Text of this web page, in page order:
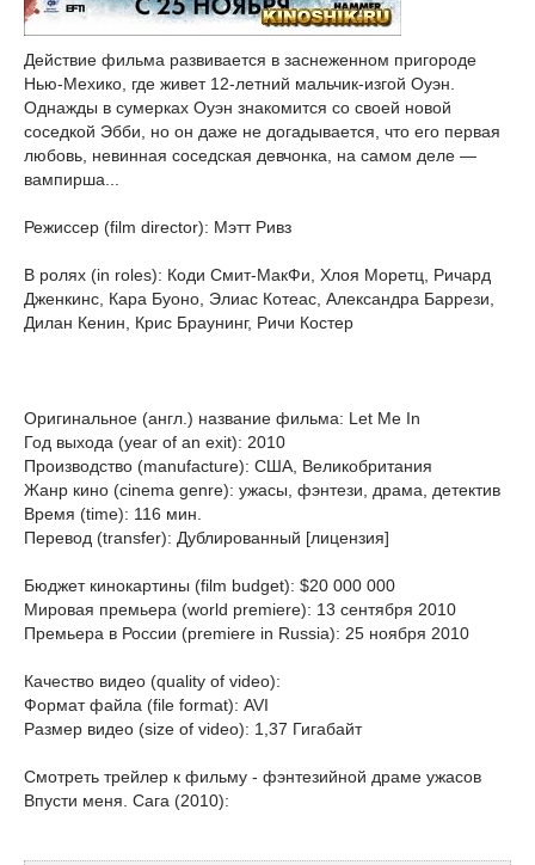
Действие фильма развивается в заснеженном пригороде
Нью-Мехико, где живет 12-летний мальчик-изгой Оуэн.
Однажды в сумерках Оуэн знакомится со своей новой
соседкой Эбби, но он даже не догадывается, что его первая
любовь, невинная соседская девчонка, на самом деле —
вампирша...
Режиссер (film director): Мэтт Ривз
В ролях (in roles): Коди Смит-МакФи, Хлоя Моретц, Ричард
Дженкинс, Кара Буоно, Элиас Котеас, Александра Баррези,
Дилан Кенин, Крис Браунинг, Ричи Костер
Оригинальное (англ.) название фильма: Let Me In
Год выхода (year of an exit): 2010
Производство (manufacture): США, Великобритания
Жанр кино (cinema genre): ужасы, фэнтези, драма, детектив
Время (time): 116 мин.
Перевод (transfer): Дублированный [лицензия]
Бюджет кинокартины (film budget): $20 000 000
Мировая премьера (world premiere): 13 сентября 2010
Премьера в России (premiere in Russia): 25 ноября 2010
Качество видео (quality of video):
Формат файла (file format): AVI
Размер видео (size of video): 1,37 Гигабайт
Смотреть трейлер к фильму - фэнтезийной драме ужасов
Впусти меня. Сага (2010):